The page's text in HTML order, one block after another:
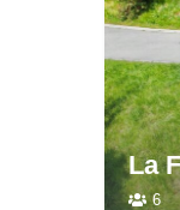
La
6